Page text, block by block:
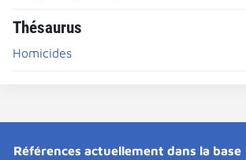
Thésaurus
Homicides
Références actuellement dans la base